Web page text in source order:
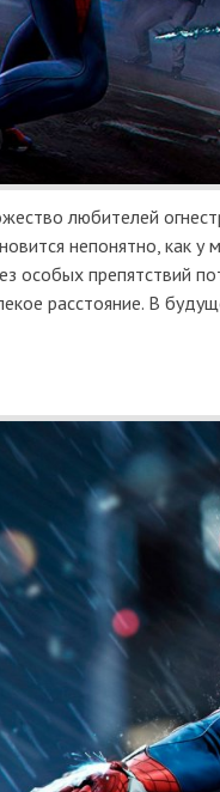
любителей
непонятно, как
особых препятствий
расстояние. В